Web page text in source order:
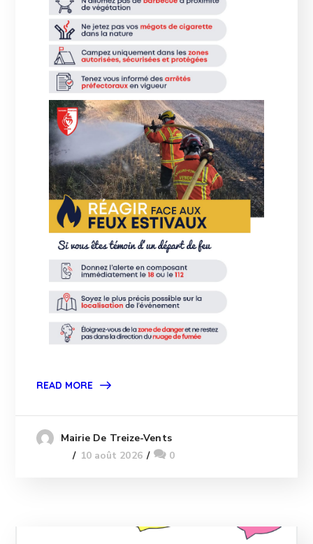
READ MORE
Mairie De Treize-Vents
10 août 2026
0